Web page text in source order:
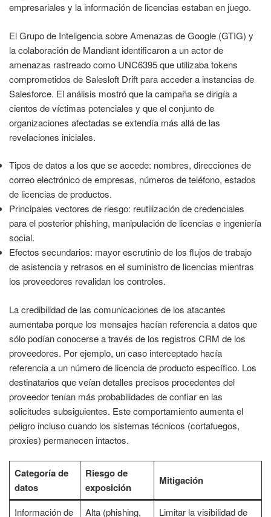
empresariales y la información de licencias estaban en juego.
El Grupo de Inteligencia sobre Amenazas de Google (GTIG) y
la colaboración de Mandiant identificaron a un actor de
amenazas rastreado como UNC6395 que utilizaba tokens
comprometidos de Salesloft Drift para acceder a instancias de
Salesforce. El análisis mostró que la campaña se dirigía a
cientos de víctimas potenciales y que el conjunto de
organizaciones afectadas se extendía más allá de las
revelaciones iniciales.
Tipos de datos a los que se accede: nombres, direcciones de
correo electrónico de empresas, números de teléfono, estados
de licencias de productos.
Principales vectores de riesgo: reutilización de credenciales
para el posterior phishing, manipulación de licencias e ingeniería
social.
Efectos secundarios: mayor escrutinio de los flujos de trabajo
de asistencia y retrasos en el suministro de licencias mientras
los proveedores revalidan los controles.
La credibilidad de las comunicaciones de los atacantes
aumentaba porque los mensajes hacían referencia a datos que
sólo podían conocerse a través de los registros CRM de los
proveedores. Por ejemplo, un caso interceptado hacía
referencia a un número de licencia de producto específico. Los
destinatarios que veían detalles precisos procedentes del
proveedor tenían más probabilidades de confiar en las
solicitudes subsiguientes. Este comportamiento aumenta el
peligro incluso cuando los sistemas técnicos (cortafuegos,
proxies) permanecen intactos.
Categoría de
datos
Riesgo de
exposición
Mitigación
Información de
Alta (phishing,
Limitar la visibilidad de